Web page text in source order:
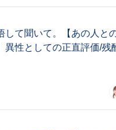
て聞いて。【あの人との
異性としての正直評価/残